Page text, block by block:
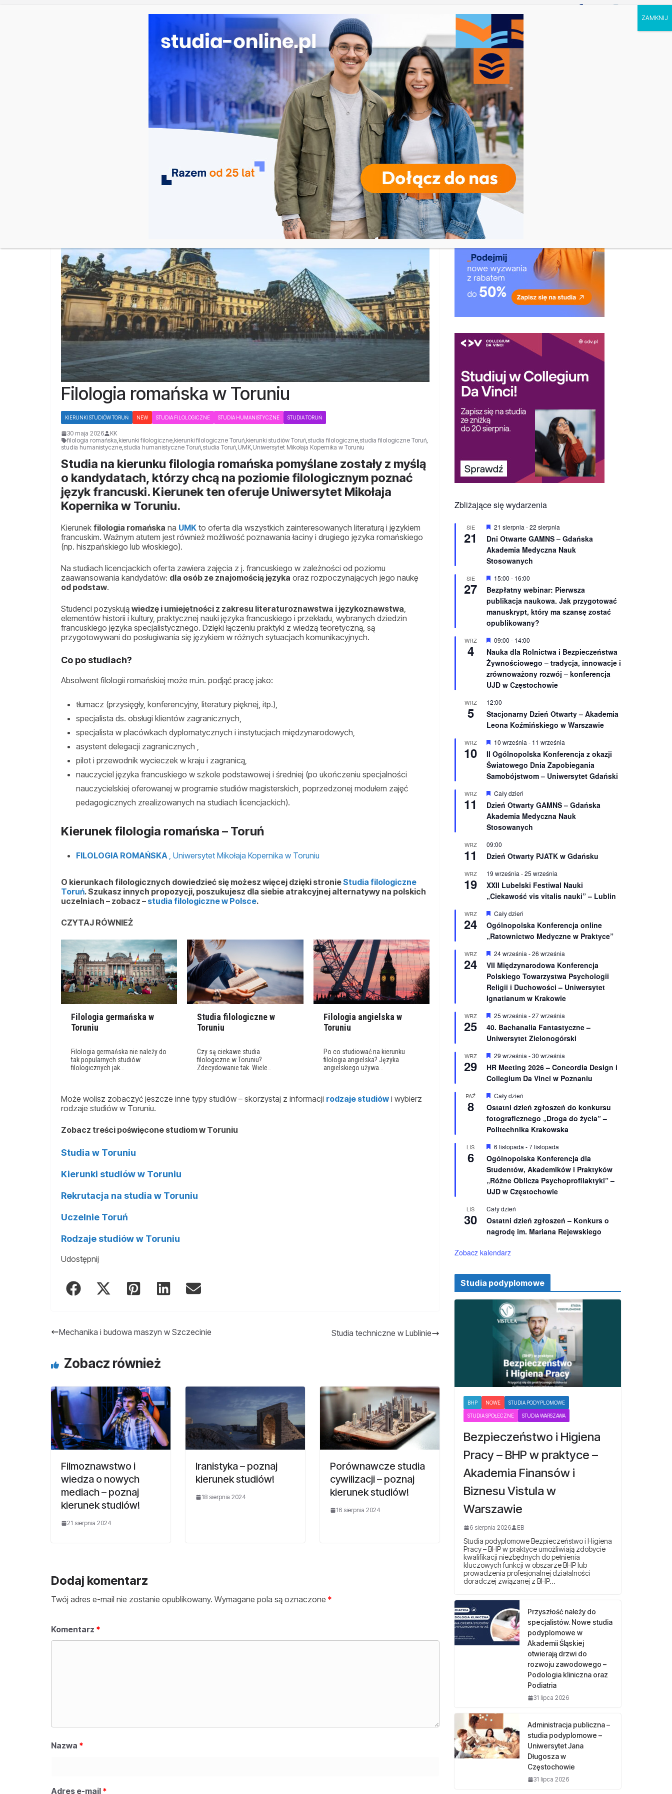
Pedagogika przedszkolna i wczesnoszkolna w Skierniewicach
Kosmetologia w Opolu
Logistyka – studia inżynierskie na Uniwersytecie Szczecińskim
Elektroniczne przetwarzanie informacji w Krakowie
UCZELNIE KIERUNKI RODZAJE STUDIÓW REKRUTACJA DRZWI OTWARTE TOP STUDIA KALENDARZ
Filologia romańska w Toruniu
KIERUNKI STUDIÓW TORUŃ NEW STUDIA FILOLOGICZNE STUDIA HUMANISTYCZNE STUDIA TORUŃ
30 maja 2026
KK
filologia romańska kierunki filologiczne kierunki filologiczne Toruń kierunki studiów Toruń studia filologiczne studia filologiczne Toruń
studia humanistyczne studia humanistyczne Toruń studia Toruń UMK Uniwersytet Mikołaja Kopernika w Toruniu
Studia na kierunku filologia romańska pomyślane zostały z myślą
o kandydatach, którzy chcą na poziomie filologicznym poznać
język francuski. Kierunek ten oferuje Uniwersytet Mikołaja
Kopernika w Toruniu.
Kierunek filologia romańska na UMK to oferta dla wszystkich zainteresowanych literaturą i językiem
francuskim. Ważnym atutem jest również możliwość poznawania łaciny i drugiego języka romańskiego
(np. hiszpańskiego lub włoskiego).
Na studiach licencjackich oferta zawiera zajęcia z j. francuskiego w zależności od poziomu
zaawansowania kandydatów: dla osób ze znajomością języka oraz rozpoczynających jego naukę
od podstaw.
Studenci pozyskują wiedzę i umiejętności z zakresu literaturoznawstwa i językoznawstwa
elementów historii i kultury, praktycznej nauki języka francuskiego i przekładu, wybranych dziedzin
francuskiego języka specjalistycznego. Dzięki łączeniu praktyki z wiedzą teoretyczną, są
przygotowywani do posługiwania się językiem w różnych sytuacjach komunikacyjnych.
Co po studiach?
Absolwent filologii romańskiej może m.in. podjąć pracę jako:
tłumacz (przysięgły, konferencyjny, literatury pięknej, itp.),
specjalista ds. obsługi klientów zagranicznych,
specjalista w placówkach dyplomatycznych i instytucjach międzynarodowych,
asystent delegacji zagranicznych ,
pilot i przewodnik wycieczek w kraju i zagranicą,
nauczyciel języka francuskiego w szkole podstawowej i średniej (po ukończeniu specjalności
nauczycielskiej oferowanej w programie studiów magisterskich, poprzedzonej modułem zajęć
pedagogicznych zrealizowanych na studiach licencjackich).
Kierunek filologia romańska – Toruń
FILOLOGIA ROMAŃSKA , Uniwersytet Mikołaja Kopernika w Toruniu
O kierunkach filologicznych dowiedzieć się możesz więcej dzięki stronieStudia filologiczne
Toruń. Szukasz innych propozycji, poszukujesz dla siebie atrakcyjnej alternatywy na polskich
uczelniach – zobacz – studia filologiczne w Polsce.
CZYTAJ RÓWNIEŻ
Filologia germańska w
Toruniu
Filologia germańska nie należy do
tak popularnych studiów
filologicznych jak…
Studia filologiczne w
Toruniu
Czy są ciekawe studia
filologiczne w Toruniu?
Zdecydowanie tak. Wiele…
Filologia angielska w
Toruniu
Po co studiować na kierunku
filologia angielska? Języka
angielskiego używa…
Może wolisz zobaczyć jeszcze inne typy studiów – skorzystaj z informacji rodzaje studiów i wybierz
rodzaje studiów w Toruniu.
Zobacz treści poświęcone studiom w Toruniu
Studia w Toruniu
Kierunki studiów w Toruniu
Rekrutacja na studia w Toruniu
Uczelnie Toruń
Rodzaje studiów w Toruniu
Udostępnij
Mechanika i budowa maszyn w Szczecinie Studia techniczne w Lublinie
Zobacz również
Filmoznawstwo i
wiedza o nowych
mediach – poznaj
kierunek studiów!
21 sierpnia 2024
Iranistyka – poznaj
kierunek studiów!
18 sierpnia 2024
Porównawcze studia
cywilizacji – poznaj
kierunek studiów!
16 sierpnia 2024
Dodaj komentarz
Twój adres e-mail nie zostanie opublikowany. Wymagane pola są oznaczone *
Komentarz *
Nazwa *
Adres e-mail *
Zbliżające się wydarzenia
SIE
21
W
r
ó
ż
n
o
n
e
21 sierpnia -22 sierpnia
Dni Otwarte GAMNS – Gdańska
Akademia Medyczna Nauk
Stosowanych
SIE
27
W
r
ó
ż
n
i
n
e
15:00 - 16:00
Bezpłatny webinar: Pierwsza
publikacja naukowa. Jak przygotować
manuskrypt, który ma szansę zostać
opublikowany?
WRZ
4
W
r
ó
ż
n
i
n
e
09:00 - 14:00
Nauka dla Rolnictwa i Bezpieczeństwa
Żywnościowego – tradycja, innowacje i
zrównoważony rozwój – konferencja
UJD w Częstochowie
WRZ
5
12:00
Stacjonarny Dzień Otwarty – Akademia
Leona Koźmińskiego w Warszawie
WRZ
10
W
y
r
ó
ż
n
o
n
e
10 września - 11 września
II Ogólnopolska Konferencja z okazji
Światowego Dnia Zapobiegania
Samobójstwom – Uniwersytet Gdański
WRZ
11
W
y
r
ó
ż
n
o
n
Cały dzień
Dzień Otwarty GAMNS – Gdańska
Akademia Medyczna Nauk
Stosowanych
WRZ
11
09:00
Dzień Otwarty PJATK w Gdańsku
WRZ
19
19 września -25 września
XXII Lubelski Festiwal Nauki
„Ciekawość vis vitalis nauki” – Lublin
WRZ
24
W
r
ó
n
i
o
n
e
Cały dzień
Ogólnopolska Konferencja online
„Ratownictwo Medyczne w Praktyce”
WRZ
24
W
y
r
ó
ż
n
i
n
e
24 września -26 września
VII Międzynarodowa Konferencja
Polskiego Towarzystwa Psychologii
Religii i Duchowości – Uniwersytet
Ignatianum w Krakowie
WRZ
25
W
r
ó
n
i
o
n
25 września -27 września
40. Bachanalia Fantastyczne –
Uniwersytet Zielonogórski
WRZ
29
W
y
r
ó
n
o
n
e
29 września -30 września
HR Meeting 2026 – Concordia Design i
Collegium Da Vinci w Poznaniu
PAŹ
8
W
r
ó
ż
n
i
o
n
e
Cały dzień
Ostatni dzień zgłoszeń do konkursu
fotograficznego „Droga do życia” –
Politechnika Krakowska
LIS
6
W
r
ó
ż
n
i
n
e
6 listopada -7 listopada
Ogólnopolska Konferencja dla
Studentów, Akademików i Praktyków
„Różne Oblicza Psychoprofilaktyki” –
UJD w Częstochowie
LIS
30
Cały dzień
Ostatni dzień zgłoszeń – Konkurs o
nagrodę im. Mariana Rejewskiego
Zobacz kalendarz
Studia podyplomowe
BHP NOWE STUDIA PODYPLOMOWE
STUDIA SPOŁECZNE STUDIA WARSZAWA
Bezpieczeństwo i Higiena
Pracy – BHP w praktyce –
Akademia Finansów i
Biznesu Vistula w
Warszawie
6 sierpnia 2026 EB
Studia podyplomowe Bezpieczeństwo i Higiena
Pracy – BHP w praktyce umożliwiają zdobycie
kwalifikacji niezbędnych do pełnienia
kluczowych funkcji w obszarze BHP lub
prowadzenia profesjonalnej działalności
doradczej związanej z BHP…
Przyszłość należy do
specjalistów. Nowe studia
podyplomowe w
Akademii Śląskiej
otwierają drzwi do
rozwoju zawodowego –
Podologia kliniczna oraz
Podiatria
31 lipca 2026
Administracja publiczna –
studia podyplomowe –
Uniwersytet Jana
Długosza w
Częstochowie
31 lipca 2026